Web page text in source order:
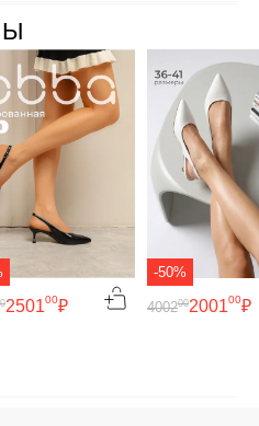
250100₽
-50%
200100₽
400200